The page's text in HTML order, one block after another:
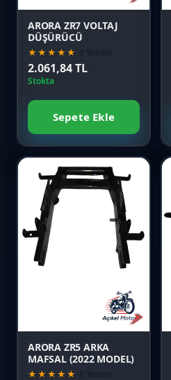
ARORA ZR7 VOLTAJ
DÜŞÜRÜCÜ
★★★★★
2.061,84 TL
Stokta
Sepete Ekle
ARORA ZR5 ARKA
MAFSAL (2022 MODEL)
★★★★★